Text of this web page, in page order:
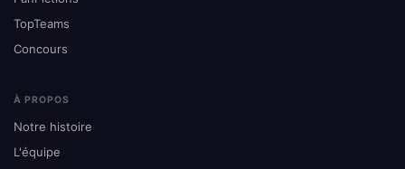
TopTeams
Concours
À PROPOS
Notre histoire
L'équipe